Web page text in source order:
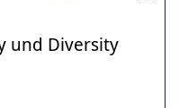
und Diversity